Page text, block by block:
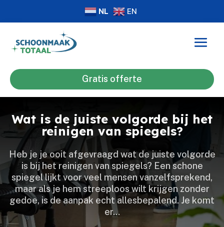
NL EN
Gratis offerte
Wat is de juiste volgorde bij het
reinigen van spiegels?
Heb je je ooit afgevraagd wat de juiste volgorde
is bij het reinigen van spiegels? Een schone
spiegel lijkt voor veel mensen vanzelfsprekend,
maar als je hem streeploos wilt krijgen zonder
gedoe, is de aanpak echt allesbepalend.​ Je komt
er…